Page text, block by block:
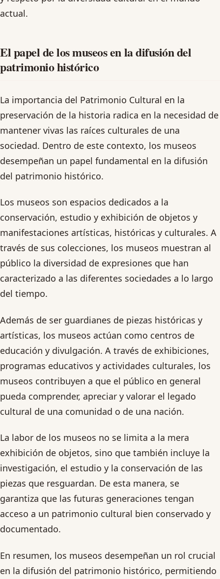
actual.
El papel de los museos en la difusión del
patrimonio histórico
La importancia del Patrimonio Cultural en la
preservación de la historia radica en la necesidad de
mantener vivas las raíces culturales de una
sociedad. Dentro de este contexto, los museos
desempeñan un papel fundamental en la difusión
del patrimonio histórico.
Los museos son espacios dedicados a la
conservación, estudio y exhibición de objetos y
manifestaciones artísticas, históricas y culturales. A
través de sus colecciones, los museos muestran al
público la diversidad de expresiones que han
caracterizado a las diferentes sociedades a lo largo
del tiempo.
Además de ser guardianes de piezas históricas y
artísticas, los museos actúan como centros de
educación y divulgación. A través de exhibiciones,
programas educativos y actividades culturales, los
museos contribuyen a que el público en general
pueda comprender, apreciar y valorar el legado
cultural de una comunidad o de una nación.
La labor de los museos no se limita a la mera
exhibición de objetos, sino que también incluye la
investigación, el estudio y la conservación de las
piezas que resguardan. De esta manera, se
garantiza que las futuras generaciones tengan
acceso a un patrimonio cultural bien conservado y
documentado.
En resumen, los museos desempeñan un rol crucial
en la difusión del patrimonio histórico, permitiendo